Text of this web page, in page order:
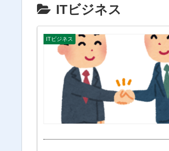
ITビジネス
ITビジネス